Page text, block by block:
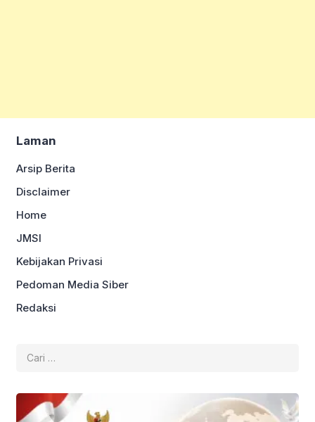
Laman
Arsip Berita
Disclaimer
Home
JMSI
Kebijakan Privasi
Pedoman Media Siber
Redaksi
untuk: